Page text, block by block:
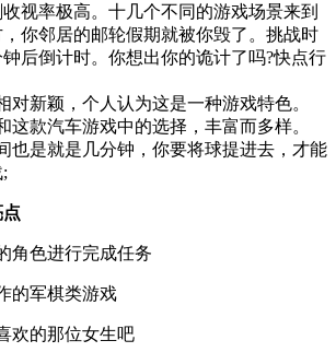
视率极高。十几个不同的游戏场景来到
你邻居的邮轮假期就被你毁了。挑战时
后倒计时。你想出你的诡计了吗?快点行
对新颖，个人认为这是一种游戏特色。
这款汽车游戏中的选择，丰富而多样。
也是就是几分钟，你要将球提进去，才能
角色进行完成任务
的军棋类游戏
欢的那位女生吧